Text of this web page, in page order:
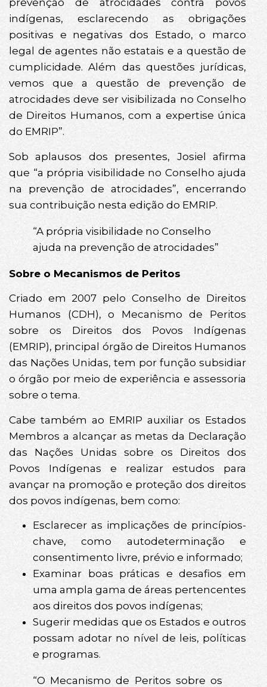
prevenção de atrocidades contra povos
indígenas, esclarecendo as obrigações
positivas e negativas dos Estado, o marco
legal de agentes não estatais e a questão de
cumplicidade. Além das questões jurídicas,
vemos que a questão de prevenção de
atrocidades deve ser visibilizada no Conselho
de Direitos Humanos, com a expertise única
do EMRIP”.
Sob aplausos dos presentes, Josiel afirma
que “a própria visibilidade no Conselho ajuda
na prevenção de atrocidades”, encerrando
sua contribuição nesta edição do EMRIP.
“A própria visibilidade no Conselho
ajuda na prevenção de atrocidades”
Sobre o Mecanismos de Peritos
Criado em 2007 pelo Conselho de Direitos
Humanos (CDH), o Mecanismo de Peritos
sobre os Direitos dos Povos Indígenas
(EMRIP), principal órgão de Direitos Humanos
das Nações Unidas, tem por função subsidiar
o órgão por meio de experiência e assessoria
sobre o tema.
Cabe também ao EMRIP auxiliar os Estados
Membros a alcançar as metas da Declaração
das Nações Unidas sobre os Direitos dos
Povos Indígenas e realizar estudos para
avançar na promoção e proteção dos direitos
dos povos indígenas, bem como:
Esclarecer as implicações de princípios-
chave, como autodeterminação e
consentimento livre, prévio e informado;
Examinar boas práticas e desafios em
uma ampla gama de áreas pertencentes
aos direitos dos povos indígenas;
Sugerir medidas que os Estados e outros
possam adotar no nível de leis, políticas
e programas.
“O Mecanismo de Peritos sobre os